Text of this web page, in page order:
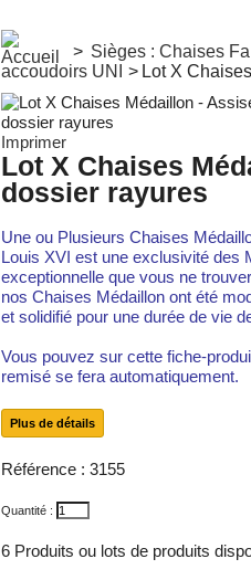
> Sièges : Chaises
accoudoirs UNI
> Lot X
Imprimer
Lot X Chaises
dossier rayures
Une ou Plusieurs Chaises
Louis XVI est une exclusivité des
exceptionnelle que vous ne
nos Chaises Médaillon ont été
et solidifié pour une durée de vie
Vous pouvez sur cette fiche-
remisé se fera automatiquement.
Plus de détails
Référence : 3155
Quantité :
6 Produits ou lots de produits